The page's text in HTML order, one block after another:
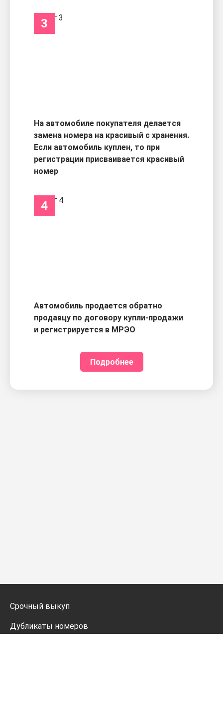
3
На автомобиле покупателя делается
замена номера на красивый с хранения.
Если автомобиль куплен, то при
регистрации присваивается красивый
номер
4
Автомобиль продается обратно
продавцу по договору купли-продажи
и регистрируется в МРЭО
Подробнее
Срочный выкуп
Дубликаты номеров